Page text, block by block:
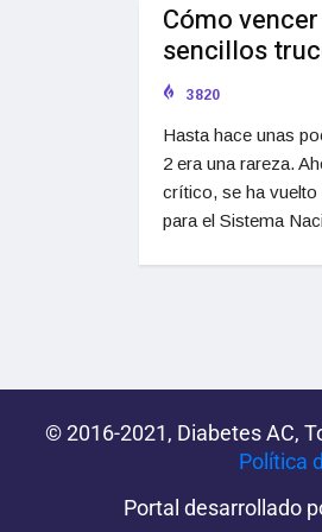
Cómo
sencillos
3820
Hasta hace unas
2 era una rareza.
crítico, se ha vuelto
para el Sistema
© 2016-2021, Diabetes AC,
Política
Portal desarrollado